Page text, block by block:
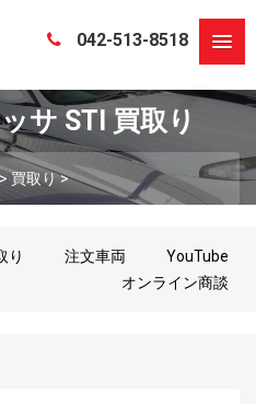
042-513-8518
サ STI 買取り
>買取り>
り 注文車両
YouTube
オンライン商談